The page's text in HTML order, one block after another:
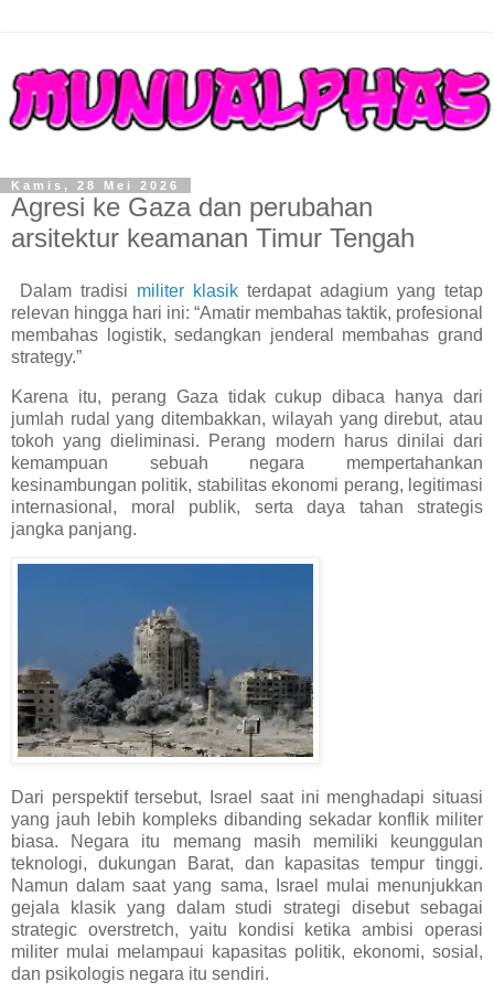
Kamis, 28 Mei 2026
Agresi ke Gaza dan perubahan
arsitektur keamanan Timur Tengah
Dalam tradisi militer klasik terdapat adagium yang tetap
relevan hingga hari ini: “Amatir membahas taktik, profesional
membahas logistik, sedangkan jenderal membahas grand
strategy.”
Karena itu, perang Gaza tidak cukup dibaca hanya dari
jumlah rudal yang ditembakkan, wilayah yang direbut, atau
tokoh yang dieliminasi. Perang modern harus dinilai dari
kemampuan sebuah negara mempertahankan
kesinambungan politik, stabilitas ekonomi perang, legitimasi
internasional, moral publik, serta daya tahan strategis
jangka panjang.
Dari perspektif tersebut, Israel saat ini menghadapi situasi
yang jauh lebih kompleks dibanding sekadar konflik militer
biasa. Negara itu memang masih memiliki keunggulan
teknologi, dukungan Barat, dan kapasitas tempur tinggi.
Namun dalam saat yang sama, Israel mulai menunjukkan
gejala klasik yang dalam studi strategi disebut sebagai
strategic overstretch, yaitu kondisi ketika ambisi operasi
militer mulai melampaui kapasitas politik, ekonomi, sosial,
dan psikologis negara itu sendiri.